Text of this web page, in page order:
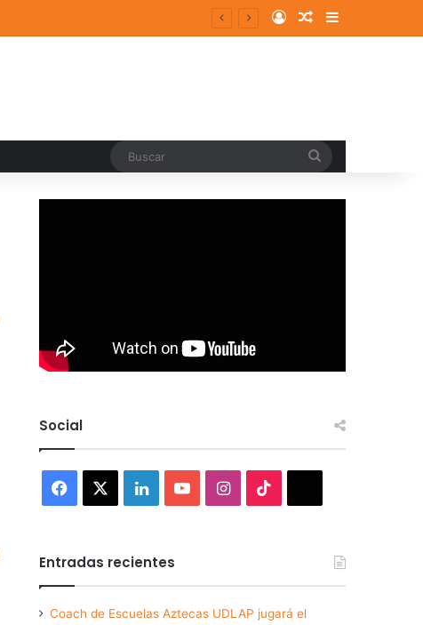
Log InRandom Article
Sidebar
Social
Facebook LinkedInYouTubeInstagram
Entradas recientes
Coach de Escuelas Aztecas UDLAP jugará el